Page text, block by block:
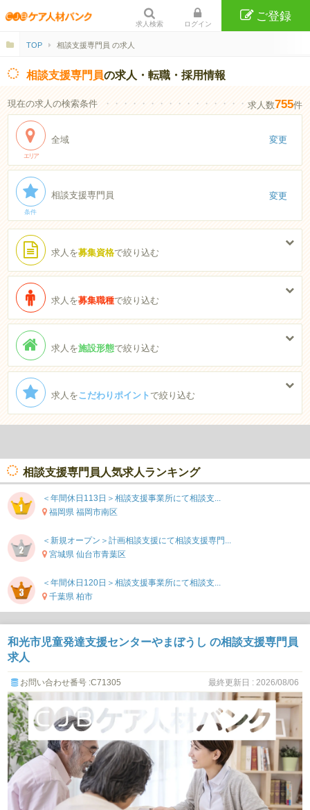
求人検索 ログイン
ご登録
TOP 相談支援専門員 の求人
相談支援専門員の求人・転職・採用情報
現在の求人の検索条件 ・・・・・・・・・・・・・・・・・・・・・・
求人数755件
エリア
全域 変更
条件
相談支援専門員 変更
求人を募集資格で絞り込む
求人を募集職種で絞り込む
求人を施設形態で絞り込む
求人をこだわりポイント で絞り込む
相談支援専門員人気求人ランキング
＜年間休日113日＞相談支援事業所にて相談支...
福岡県 福岡市南区
＜新規オープン＞計画相談支援にて相談支援専門...
宮城県 仙台市青葉区
＜年間休日120日＞相談支援事業所にて相談支...
千葉県 柏市
和光市児童発達支援センターやまぼうし の相談支援専門員
求人
お問い合わせ番号 :C71305 最終更新日 : 2026/08/06